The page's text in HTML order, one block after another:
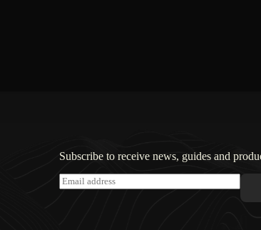
Subscribe to receive news, guides and
E
m